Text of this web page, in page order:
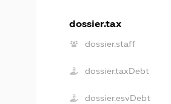
dossier.tax
dossier.staff
dossier.taxDebt
dossier.esvDebt